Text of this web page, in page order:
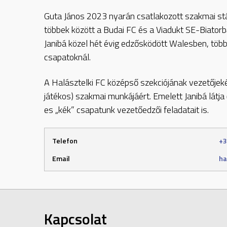
Guta János 2023 nyarán csatlakozott szakmai
többek között a Budai FC és a Viadukt SE-
Janibá közel hét évig edzősködött Walesben,
csapatoknál.
A Halásztelki FC középső szekciójának
játékos) szakmai munkájáért. Emelett Janibá
es „kék” csapatunk vezetőedzői feladatait is.
Telefon
Email
Kapcsolat